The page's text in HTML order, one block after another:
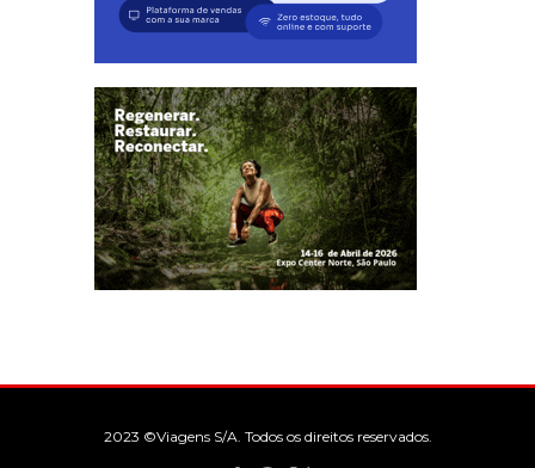
2023 ©Viagens S/A. Todos os direitos reservados.